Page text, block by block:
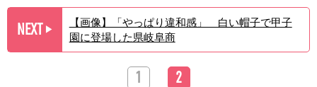
NEXT ▶︎
【画像】「やっぱり違和感」 白い帽子で甲子
園に登場した県岐阜商
1 2